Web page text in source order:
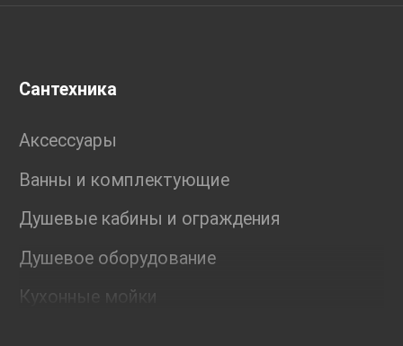
Сантехника
Аксессуары
Ванны и комплектующие
Душевые кабины и ограждения
Душевое оборудование
Кухонные мойки